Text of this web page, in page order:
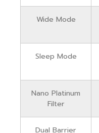
Wide Mode
Sleep Mode
Nano Platinum
Filter
Dual Barrier